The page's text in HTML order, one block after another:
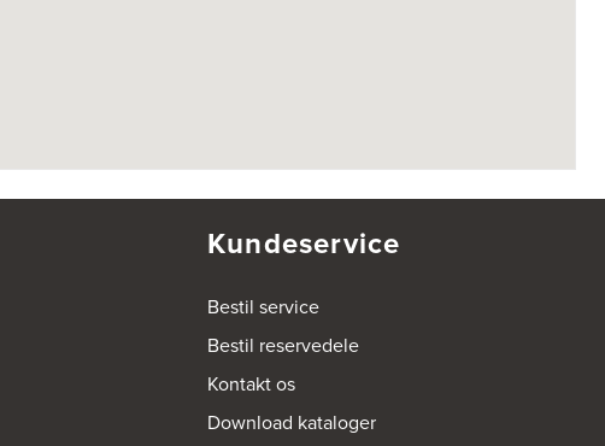
Kundeservice
Bestil service
Bestil reservedele
Kontakt os
Download kataloger